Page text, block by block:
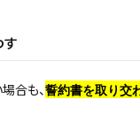
合も、誓約書を取り交